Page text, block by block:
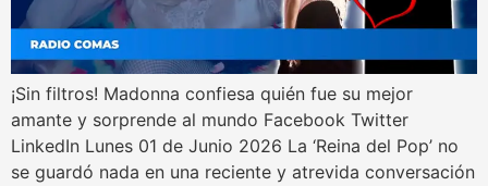
¡Sin filtros! Madonna confiesa quién fue su mejor
amante y sorprende al mundo Facebook Twitter
LinkedIn Lunes 01 de Junio 2026 La ‘Reina del Pop’ no
se guardó nada en una reciente y atrevida conversación